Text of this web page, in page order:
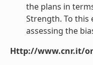
the plans in
Strength. To this
assessing the
Http://www.cnr.it/